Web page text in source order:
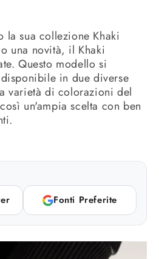
la sua collezione Khaki
una novità, il Khaki
Questo modello si
in due diverse
varietà di colorazioni del
un'ampia scelta con ben
Fonti Preferite